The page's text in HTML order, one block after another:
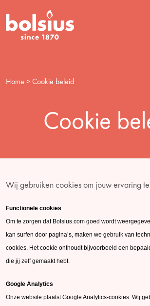
Home > Cookie beleid
Cookie
Wij gebruiken cookies om jouw ervaring
Functionele cookies
Om te zorgen dat Bolsius.com goed wordt
kan surfen door pagina’s, maken we gebruik van
cookies. Het cookie onthoudt bijvoorbeeld een
die jij zelf gemaakt hebt.
Google Analytics
Onze website plaatst Google Analytics-cookies. Wij